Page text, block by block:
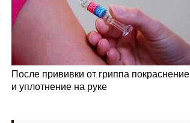
После прививки от гриппа покраснение
и уплотнение на руке